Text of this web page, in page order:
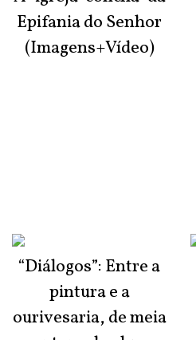
Epifania do Senhor
(Imagens+Vídeo)
“Diálogos”: Entre a
pintura e a
ourivesaria, de meia